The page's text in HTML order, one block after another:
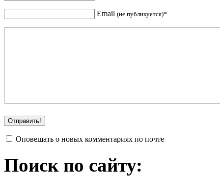
Email (не публикуется)*
Оповещать о новых комментариях по почте
Поиск по сайту: